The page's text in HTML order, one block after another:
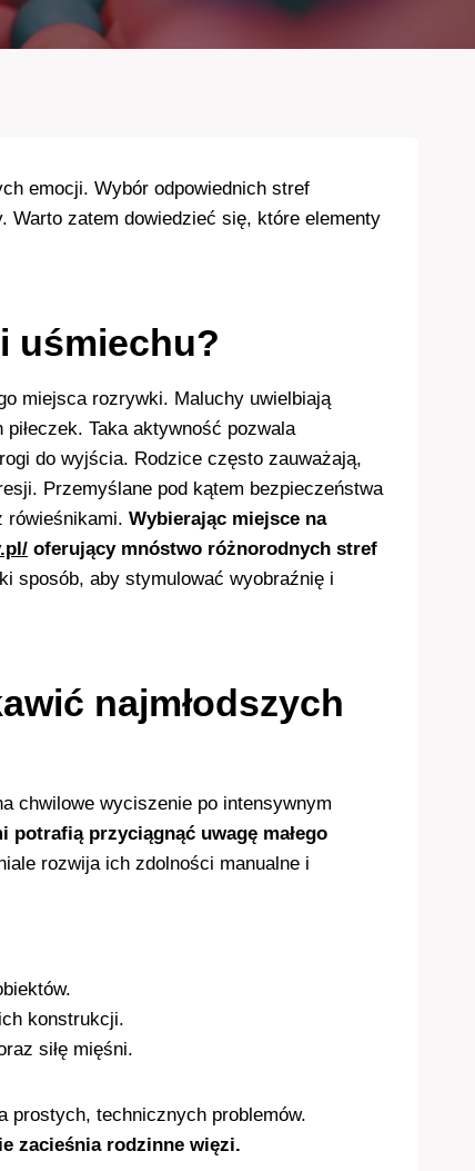
emocji. Wybór odpowiednich stref
Warto zatem dowiedzieć się, które elementy
uśmiechu?
miejsca rozrywki. Maluchy uwielbiają
Taka aktywność pozwala
do wyjścia. Rodzice często zauważają,
Przemyślane pod kątem bezpieczeństwa
rówieśnikami. Wybierając miejsce na
oferujący mnóstwo różnorodnych stref
sposób, aby stymulować wyobraźnię i
najmłodszych
chwilowe wyciszenie po intensywnym
przyciągnąć uwagę małego
rozwija ich zdolności manualne i
konstrukcji.
siłę mięśni.
prostych, technicznych problemów.
zacieśnia rodzinne więzi.